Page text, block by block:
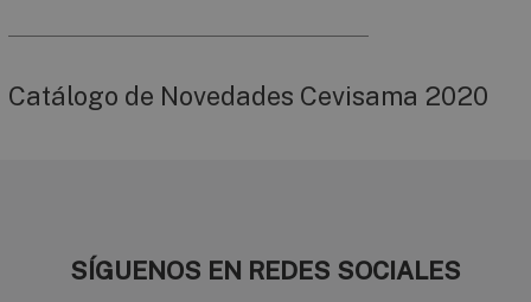
Catálogo de Novedades Cevisama 2020
SÍGUENOS EN REDES SOCIALES